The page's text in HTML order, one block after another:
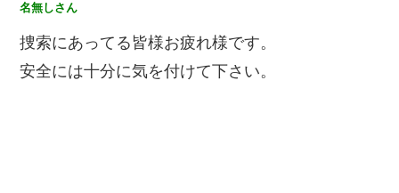
名無しさん
捜索にあってる皆様お疲れ様です。
安全には十分に気を付けて下さい。